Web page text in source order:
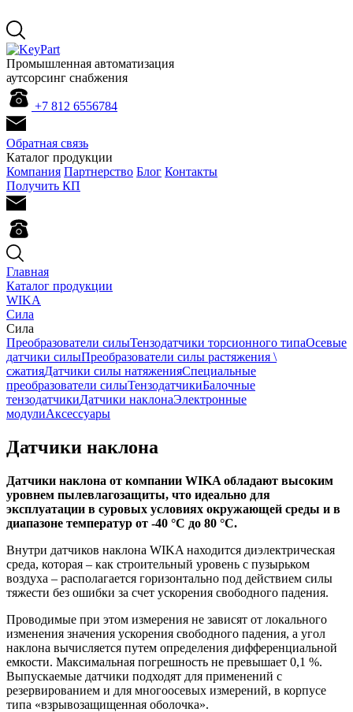
Промышленная автоматизация
аутсорсинг снабжения
+7 812 6556784
Обратная связь
Каталог продукции
Компания Партнерство Блог Контакты
Получить КП
Главная
Каталог продукции
WIKA
Сила
Сила
Преобразователи силыТензодатчики торсионного типаОсевые
датчики силыПреобразователи силы растяжения \
сжатияДатчики силы натяженияСпециальные
преобразователи силыТензодатчикиБалочные
тензодатчикиДатчики наклонаЭлектронные
модулиАксессуары
Датчики наклона
Датчики наклона от компании WIKA обладают высоким
уровнем пылевлагозащиты, что идеально для
эксплуатации в суровых условиях окружающей среды и в
диапазоне температур от -40 °C до 80 °C.
Внутри датчиков наклона WIKA находится диэлектрическая
среда, которая – как строительный уровень с пузырьком
воздуха – располагается горизонтально под действием силы
тяжести без ошибки за счет ускорения свободного падения.
Проводимые при этом измерения не зависят от локального
изменения значения ускорения свободного падения, а угол
наклона вычисляется путем определения дифференциальной
емкости. Максимальная погрешность не превышает 0,1 %.
Выпускаемые датчики подходят для применений с
резервированием и для многоосевых измерений, в корпусе
типа «взрывозащищенная оболочка».